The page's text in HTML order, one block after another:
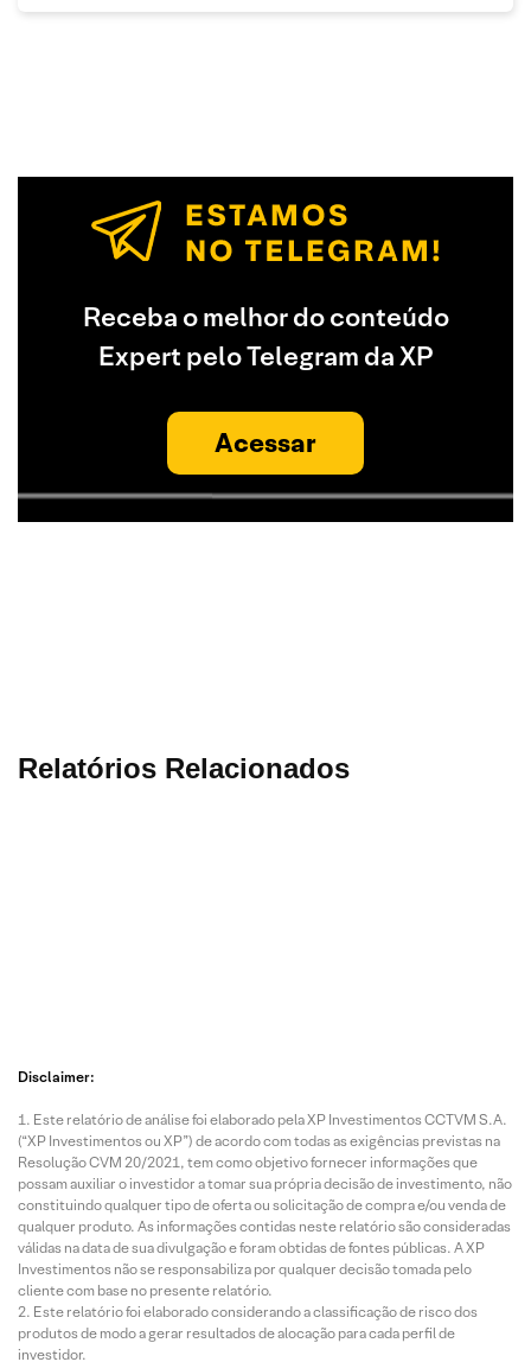
Receba o melhor do conteúdo
Expert pelo Telegram da XP
Acessar
Relatórios Relacionados
Seman
a na
Renda
Fixa
(03/08/
26 a
07/08/2
6)
(Crédit
o):
Lavvi
S.A.
na
Renda
Fixa –
Agosto/
2026
Olho
nos
|
2026
Disclaimer:
Este relatório de análise foi elaborado pela XP Investimentos CCTVM S.A.
(“XP Investimentos ou XP”) de acordo com todas as exigências previstas na
Resolução CVM 20/2021, tem como objetivo fornecer informações que
possam auxiliar o investidor a tomar sua própria decisão de investimento, não
constituindo qualquer tipo de oferta ou solicitação de compra e/ou venda de
qualquer produto. As informações contidas neste relatório são consideradas
válidas na data de sua divulgação e foram obtidas de fontes públicas. A XP
Investimentos não se responsabiliza por qualquer decisão tomada pelo
cliente com base no presente relatório.
Este relatório foi elaborado considerando a classificação de risco dos
produtos de modo a gerar resultados de alocação para cada perfil de
investidor.